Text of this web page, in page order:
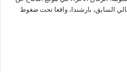
السابق، بارشندا، واقعا تحت ضغوط